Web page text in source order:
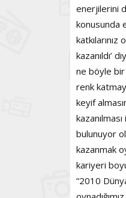
enerjilerini
konusunda
kazanıldı’
ne böyle
renk
keyif
bulunuyor
kazanmak
kariyeri
“2010